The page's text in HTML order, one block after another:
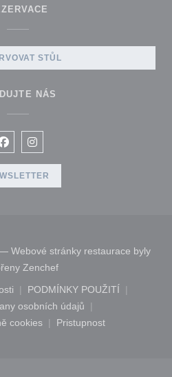
STŮL
NÁS
Facebook ((otevře se v novém
Instagram ((otevře se v
Webové stránky restaurace byly
Zenchef((otevře se v novém
se v novém okně))
PODMÍNKY POUŽITÍ
((otevře se v novém
osobních údajů
((otevře se v novém okně))
cookies
se v novém okně))
Pristupnost
((otevře se v novém